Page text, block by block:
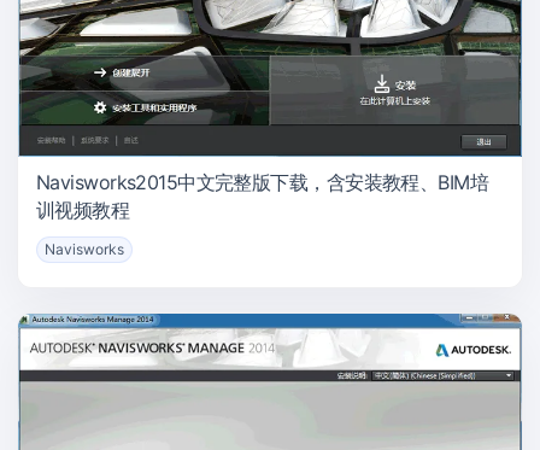
Navisworks2015中文完整版下载，含安装教程、BIM培
训视频教程
Navisworks